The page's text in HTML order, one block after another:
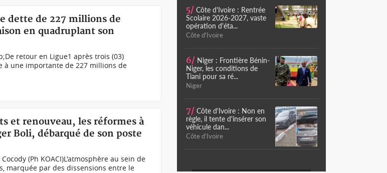
dette de 227 millions de
en quadruplant son
retour en Ligue1 après trois (03)
à une importante de 227 millions de
et renouveau, les réformes à
Boli, débarqué de son poste
(Ph KOACI)L'atmosphère au sein de
marquée par des dissensions entre le
5/ Côte d'Ivoire : Rentrée
Scolaire 2026-2027, vaste
opération d'éta...
Côte d'Ivoire
6/ Niger : Frontière Bénin-
Niger, les conditions de
Tiani pour sa ré...
Niger
7/ Côte d'Ivoire : Non en
règle, il tente d'insérer son
véhicule dan...
Côte d'Ivoire